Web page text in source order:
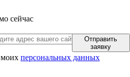
сейчас
Отправить
заявку
моих персональных данных